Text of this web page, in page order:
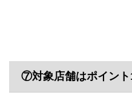
⑦対象店舗はポイン